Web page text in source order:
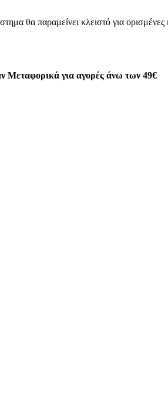
θα παραμείνει κλειστό για
Μεταφορικά για αγορές άνω των 49€